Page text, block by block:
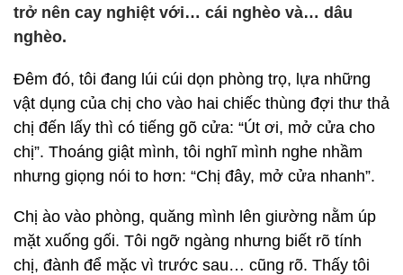
trở nên cay nghiệt với… cái nghèo và… dâu
nghèo.
Đêm đó, tôi đang lúi cúi dọn phòng trọ, lựa những
vật dụng của chị cho vào hai chiếc thùng đợi thư thả
chị đến lấy thì có tiếng gõ cửa: “Út ơi, mở cửa cho
chị”. Thoáng giật mình, tôi nghĩ mình nghe nhầm
nhưng giọng nói to hơn: “Chị đây, mở cửa nhanh”.
Chị ào vào phòng, quăng mình lên giường nằm úp
mặt xuống gối. Tôi ngỡ ngàng nhưng biết rõ tính
chị, đành để mặc vì trước sau… cũng rõ. Thấy tôi